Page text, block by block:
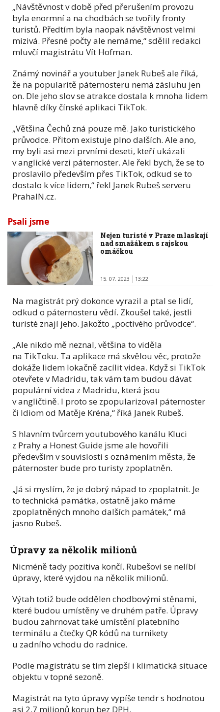
„Návštěvnost v době před přerušením provozu
byla enormní a na chodbách se tvořily fronty
turistů. Předtím byla naopak návštěvnost velmi
mizivá. Přesné počty ale nemáme,“ sdělil redakci
mluvčí magistrátu Vít Hofman.
Známý novinář a youtuber Janek Rubeš ale říká,
že na popularitě páternosteru nemá zásluhu jen
on. Dle jeho slov se atrakce dostala k mnoha lidem
hlavně díky čínské aplikaci TikTok.
„Většina Čechů zná pouze mě. Jako turistického
průvodce. Přitom existuje plno dalších. Ale ano,
my byli asi mezi prvními deseti, kteří ukázali
v anglické verzi páternoster. Ale řekl bych, že se to
proslavilo především přes TikTok, odkud se to
dostalo k více lidem,“ řekl Janek Rubeš serveru
PrahaIN.cz.
Psali jsme
Nejen turisté v Praze mlaskají
nad smažákem s rajskou
omáčkou
15. 07. 2023 13:22
Na magistrát prý dokonce vyrazil a ptal se lidí,
odkud o páternosteru vědí. Zkoušel také, jestli
turisté znají jeho. Jakožto „poctivého průvodce“.
„Ale nikdo mě neznal, většina to viděla
na TikToku. Ta aplikace má skvělou věc, protože
dokáže lidem lokačně zacílit videa. Když si TikTok
otevřete v Madridu, tak vám tam budou dávat
populární videa z Madridu, která jsou
v angličtině. I proto se zpopularizoval páternoster
či Idiom od Matěje Kréna,“ říká Janek Rubeš.
S hlavním tvůrcem youtubového kanálu Kluci
z Prahy a Honest Guide jsme ale hovořili
především v souvislosti s oznámením města, že
páternoster bude pro turisty zpoplatněn.
„Já si myslím, že je dobrý nápad to zpoplatnit. Je
to technická památka, ostatně jako máme
zpoplatněných mnoho dalších památek,“ má
jasno Rubeš.
Úpravy za několik milionů
Nicméně tady pozitiva končí. Rubešovi se nelíbí
úpravy, které vyjdou na několik milionů.
Výtah totiž bude oddělen chodbovými stěnami,
které budou umístěny ve druhém patře. Úpravy
budou zahrnovat také umístění platebního
terminálu a čtečky QR kódů na turnikety
u zadního vchodu do radnice.
Podle magistrátu se tím zlepší i klimatická situace
objektu v topné sezoně.
Magistrát na tyto úpravy vypíše tendr s hodnotou
asi 2,7 milionů korun bez DPH.